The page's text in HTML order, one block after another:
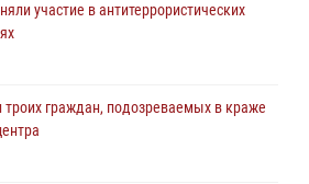
участие в антитеррористических
граждан, подозреваемых в краже